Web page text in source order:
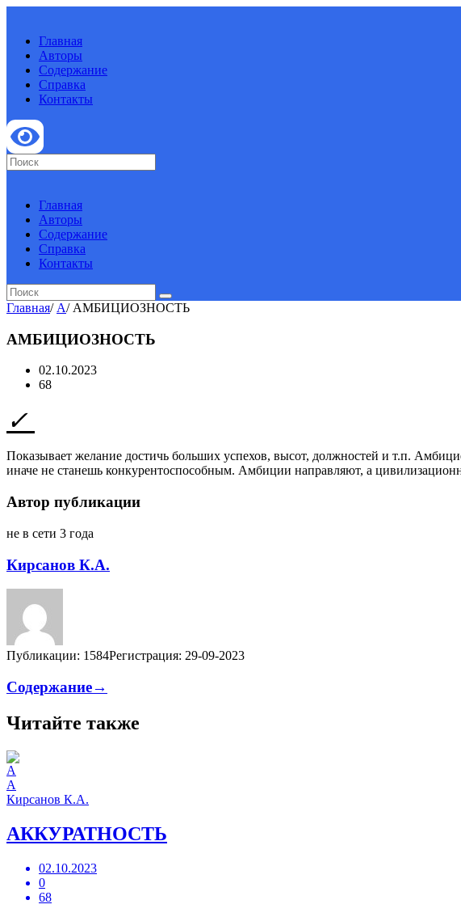
Главная
Авторы
Содержание
Справка
Контакты
Главная
Авторы
Содержание
Справка
Контакты
Главная/ А/ АМБИЦИОЗНОСТЬ
АМБИЦИОЗНОСТЬ
02.10.2023
68
Показывает желание достичь больших успехов, высот, должностей и т.п.
иначе не станешь конкурентоспособным. Амбиции направляют, а
Автор публикации
не в сети 3 года
Кирсанов К.А.
Публикации: 1584Регистрация: 29-09-2023
Содержание→
Читайте также
А
Кирсанов К.А.
АККУРАТНОСТЬ
02.10.2023
0
68